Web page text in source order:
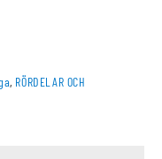
, RÖRDELAR OCH